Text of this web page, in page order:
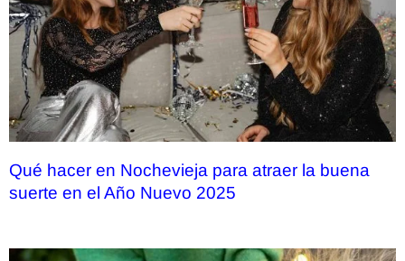
Qué hacer en Nochevieja para atraer la buena
suerte en el Año Nuevo 2025